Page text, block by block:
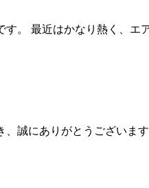
す。 最近はかなり熱く、
誠にありがとうございま